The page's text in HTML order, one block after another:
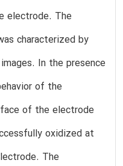
electrode. The
characterized by
In the presence
of the
of the electrode
oxidized at
The